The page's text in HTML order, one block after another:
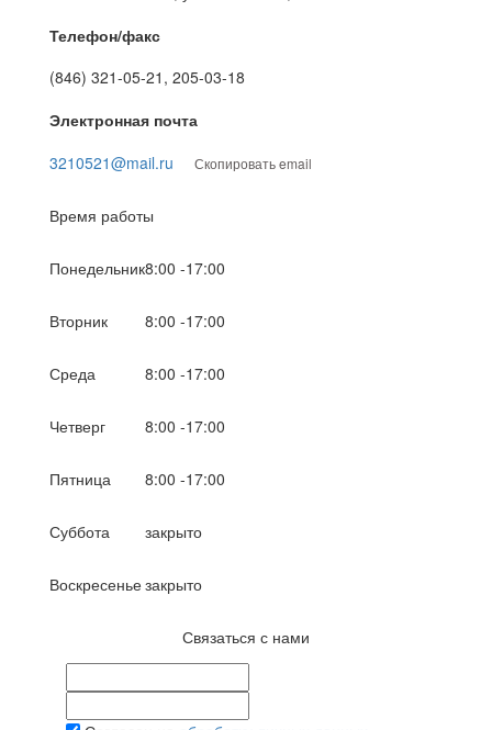
Телефон/факс
(846) 321-05-21, 205-03-18
Электронная почта
3210521@mail.ru
Скопировать email
Время работы
Понедельник8:00 -17:00
Вторник 8:00 -17:00
Среда 8:00 -17:00
Четверг 8:00 -17:00
Пятница 8:00 -17:00
Суббота закрыто
Воскресеньезакрыто
Связаться с нами